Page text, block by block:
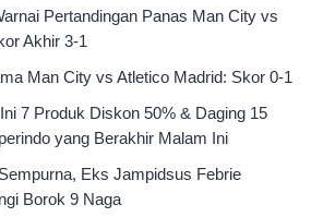
Pertandingan Panas Man City vs
Akhir 3-1
Man City vs Atletico Madrid: Skor 0-1
7 Produk Diskon 50% & Daging 15
yang Berakhir Malam Ini
Eks Jampidsus Febrie
Borok 9 Naga